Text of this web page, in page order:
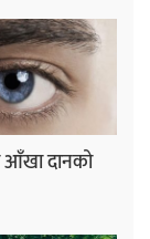
आँखा दानको